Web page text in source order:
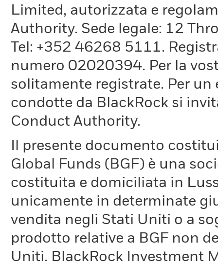
Limited, autorizzata e
Authority. Sede legale: 12
Tel: +352 46268 5111.
numero 02020394. Per la
solitamente registrate. Per
condotte da BlackRock si
Conduct Authority.
Il presente documento
Global Funds (BGF) è una
costituita e domiciliata in
unicamente in determinate
vendita negli Stati Uniti o a
prodotto relative a BGF non
Uniti. BlackRock Investment